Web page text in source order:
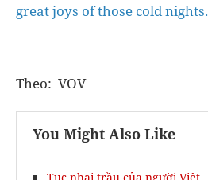
great joys of those cold nights.
Theo: VOV
You Might Also Like